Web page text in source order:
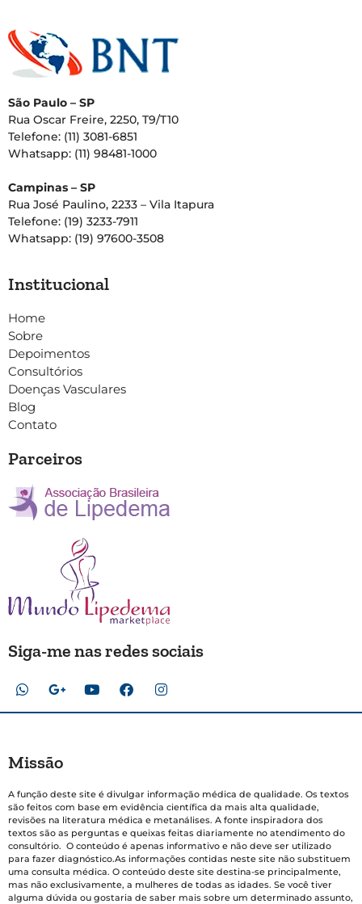
São Paulo – SP
Rua Oscar Freire, 2250, T9/T10
Telefone: (11) 3081-6851
Whatsapp: (11) 98481-1000
Campinas – SP
Rua José Paulino, 2233 – Vila Itapura
Telefone: (19) 3233-7911
Whatsapp: (19) 97600-3508
Institucional
Home
Sobre
Depoimentos
Consultórios
Doenças Vasculares
Blog
Contato
Parceiros
Siga-me nas redes sociais
Missão
A função deste site é divulgar informação médica de qualidade. Os textos
são feitos com base em evidência científica da mais alta qualidade,
revisões na literatura médica e metanálises. A fonte inspiradora dos
textos são as perguntas e queixas feitas diariamente no atendimento do
consultório. O conteúdo é apenas informativo e não deve ser utilizado
para fazer diagnóstico.As informações contidas neste site não substituem
uma consulta médica. O conteúdo deste site destina-se principalmente,
mas não exclusivamente, a mulheres de todas as idades. Se você tiver
alguma dúvida ou gostaria de saber mais sobre um determinado assunto,